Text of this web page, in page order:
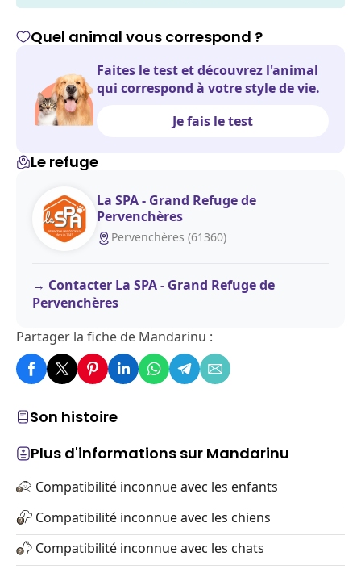
Son histoire
Plus d'informations sur Mandarinu
Compatibilité inconnue avec les enfants
Compatibilité inconnue avec les chiens
Compatibilité inconnue avec les chats
Quel animal vous correspond ?
Faites le test et découvrez l'animal
qui correspond à votre style de vie.
Je fais le test
Le refuge
La SPA - Grand Refuge de
Pervenchères
Pervenchères (61360)
Contacter La SPA - Grand Refuge de
Pervenchères
Partager la fiche de Mandarinu :